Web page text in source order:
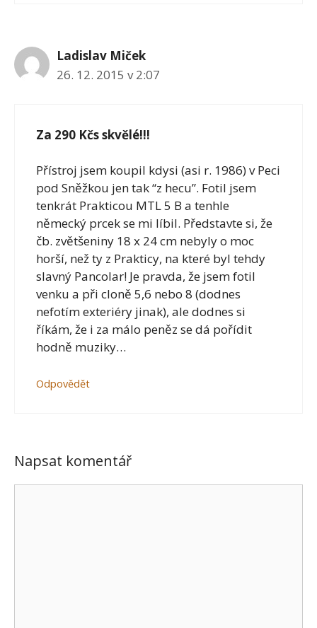
Ladislav Miček
26. 12. 2015 v 2:07
Za 290 Kčs skvělé!!!
Přístroj jsem koupil kdysi (asi r. 1986) v Peci
pod Sněžkou jen tak “z hecu”. Fotil jsem
tenkrát Prakticou MTL 5 B a tenhle
německý prcek se mi líbil. Představte si, že
čb. zvětšeniny 18 x 24 cm nebyly o moc
horší, než ty z Prakticy, na které byl tehdy
slavný Pancolar! Je pravda, že jsem fotil
venku a při cloně 5,6 nebo 8 (dodnes
nefotím exteriéry jinak), ale dodnes si
říkám, že i za málo peněz se dá pořídit
hodně muziky…
Odpovědět
Napsat komentář